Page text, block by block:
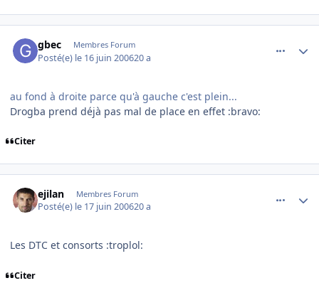
gbec Membres Forum
Posté(e) le 16 juin 200620 a
au fond à droite parce qu'à gauche c'est plein...
Drogba prend déjà pas mal de place en effet :bravo:
Citer
ejilan Membres Forum
Posté(e) le 17 juin 200620 a
Les DTC et consorts :troplol:
Citer